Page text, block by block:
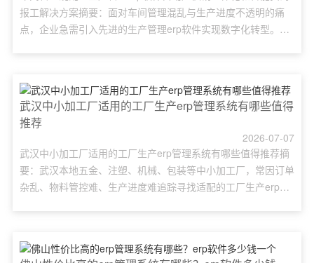
报工解决方案摘要：面对车间管理混乱与生产进度不透明的痛
点，企业急需引入先进的生产管理erp软件实现数字化转型。本
流程的可视化与高效管控。概述在现代制造业中，车间管理混乱
是制约企业发展的核心瓶颈。传统的手工记录与Excel汇总方式
不......
武汉中小加工厂适用的工厂生产erp管理系统有哪些值得
推荐
2026-07-07
武汉中小加工厂适用的工厂生产erp管理系统有哪些值得推荐摘
要：武汉本地五金、注塑、机械、包装等中小加工厂，常因订单
杂乱、物料管控难、生产进度难追踪寻找适配的工厂生产erp管
呈工厂生产erp管理系统，包含核心模块、特色功能、本地